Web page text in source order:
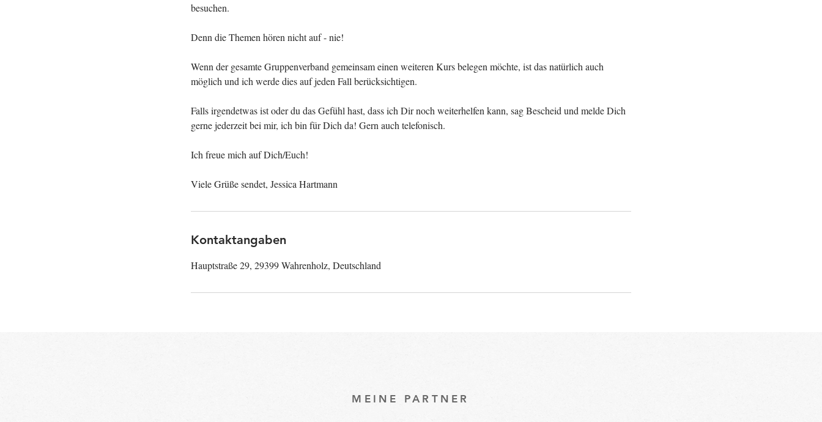
besuchen.
Denn die Themen hören nicht auf - nie!
Wenn der gesamte Gruppenverband gemeinsam einen weiteren Kurs belegen möchte, ist das natürlich auch
möglich und ich werde dies auf jeden Fall berücksichtigen.
Falls irgendetwas ist oder du das Gefühl hast, dass ich Dir noch weiterhelfen kann, sag Bescheid und melde Dich
gerne jederzeit bei mir, ich bin für Dich da! Gern auch telefonisch.
Ich freue mich auf Dich/Euch!
Kontaktangaben
Hauptstraße 29, 29399 Wahrenholz, Deutschland
MEINE PARTNER